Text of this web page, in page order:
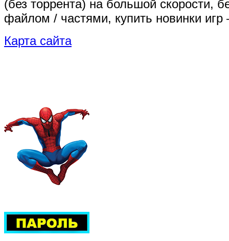
(без торрента) на большой скорости,
файлом / частями, купить новинки
Карта сайта